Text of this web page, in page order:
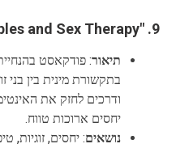
9.
"Foreplay Radio – Couples and Sex Therapy"
תיאור: פודקאסט
בתקשורת מינית בין בני
ודרכים לחזק את
יחסים ארוכות טווח.
נושאים: יחסים, זוגיות,